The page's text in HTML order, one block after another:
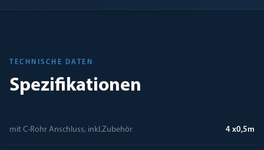
TECHNISCHE DATEN
Spezifikationen
mit C-Rohr Anschluss, inkl.Zubehör 4 x0,5m